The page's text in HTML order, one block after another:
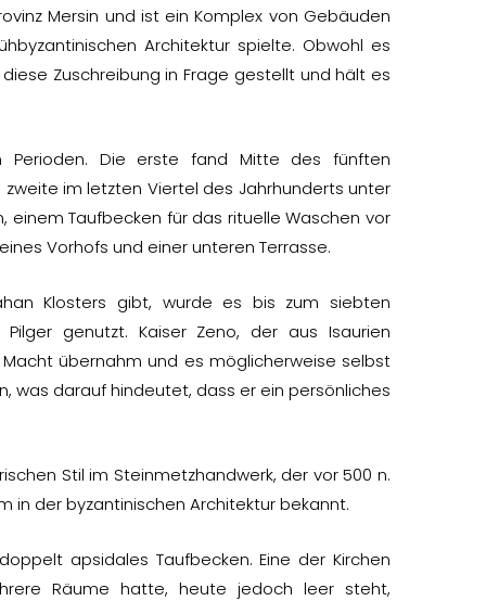
Mersin und ist ein Komplex von Gebäuden
Architektur spielte. Obwohl es
Zuschreibung in Frage gestellt und hält es
Perioden. Die erste fand Mitte des fünften
im letzten Viertel des Jahrhunderts unter
einem Taufbecken für das rituelle Waschen vor
Vorhofs und einer unteren Terrasse.
Klosters gibt, wurde es bis zum siebten
genutzt. Kaiser Zeno, der aus Isaurien
übernahm und es möglicherweise selbst
was darauf hindeutet, dass er ein persönliches
Stil im Steinmetzhandwerk, der vor 500 n.
in der byzantinischen Architektur bekannt.
apsidales Taufbecken. Eine der Kirchen
Räume hatte, heute jedoch leer steht,